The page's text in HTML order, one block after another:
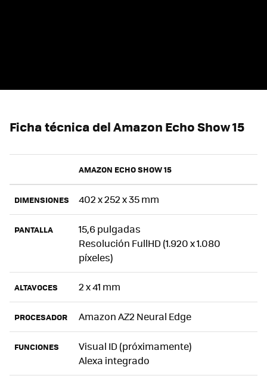
Ficha técnica del Amazon Echo Show 15
AMAZON ECHO SHOW 15
DIMENSIONES 402 x 252 x 35 mm
PANTALLA
15,6 pulgadas
Resolución FullHD (1.920 x 1.080
píxeles)
ALTAVOCES 2 x 41 mm
PROCESADOR Amazon AZ2 Neural Edge
FUNCIONES
Visual ID (próximamente)
Alexa integrado